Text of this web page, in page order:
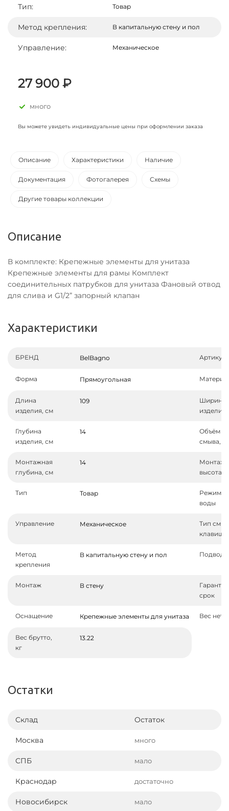
Тип: Товар
Метод крепления: В капитальную стену и пол
Управление: Механическое
27 900 ₽
много
Вы можете увидеть индивидуальные цены при оформлении заказа
Описание Характеристики Наличие
Документация Фотогалерея Схемы
Другие товары коллекции
Описание
В комплекте: Крепежные элементы для унитаза
Крепежные элементы для рамы Комплект
соединительных патрубков для унитаза Фановый отвод
для слива и G1/2” запорный клапан
Характеристики
БРЕНД BelBagno Артикул
Форма Прямоугольная
Длина
изделия, см
109
Ширина
Глубина
изделия, см
14
Объём
смыва, л
Монтажная
глубина, см
14
высота,
Тип Товар
Режим
воды
Управление Механическое
Тип
клавиши
Метод
крепления
В капитальную стену и пол Подвод
Монтаж В стену
срок
Оснащение Крепежные элементы для унитаза Вес
Вес брутто,
кг
13.22
Остатки
Склад Остаток
Москва много
СПБ мало
Краснодар достаточно
Новосибирск мало